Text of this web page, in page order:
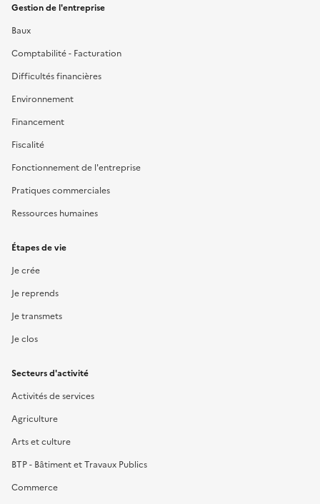
Gestion de l'entreprise
Baux
Comptabilité - Facturation
Difficultés financières
Environnement
Financement
Fiscalité
Fonctionnement de l'entreprise
Pratiques commerciales
Ressources humaines
Étapes de vie
Je crée
Je reprends
Je transmets
Je clos
Secteurs d'activité
Activités de services
Agriculture
Arts et culture
BTP - Bâtiment et Travaux Publics
Commerce